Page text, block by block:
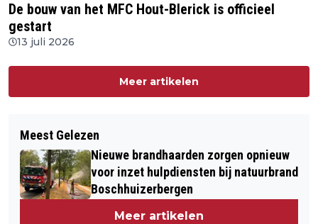
De bouw van het MFC Hout-Blerick is officieel
gestart
13 juli 2026
Meer artikelen
Meest Gelezen
Nieuwe brandhaarden zorgen opnieuw
voor inzet hulpdiensten bij natuurbrand
Boschhuizerbergen
Meer artikelen